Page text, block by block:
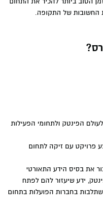
החשובות של התקופה.
הפינטק ולתחומי הפעילות
פרויקט עם זיקה לתחום
את בסיס הידע התאורטי
ידע שיעזור להם לפתח
בחברות הפועלות בתחום